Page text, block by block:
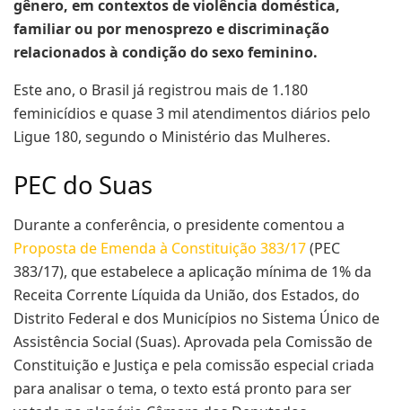
gênero, em contextos de violência doméstica,
familiar ou por menosprezo e discriminação
relacionados à condição do sexo feminino.
Este ano, o Brasil já registrou mais de 1.180
feminicídios e quase 3 mil atendimentos diários pelo
Ligue 180, segundo o Ministério das Mulheres.
PEC do Suas
Durante a conferência, o presidente comentou a
Proposta de Emenda à Constituição 383/17(PEC
383/17), que estabelece a aplicação mínima de 1% da
Receita Corrente Líquida da União, dos Estados, do
Distrito Federal e dos Municípios no Sistema Único de
Assistência Social (Suas). Aprovada pela Comissão de
Constituição e Justiça e pela comissão especial criada
para analisar o tema, o texto está pronto para ser